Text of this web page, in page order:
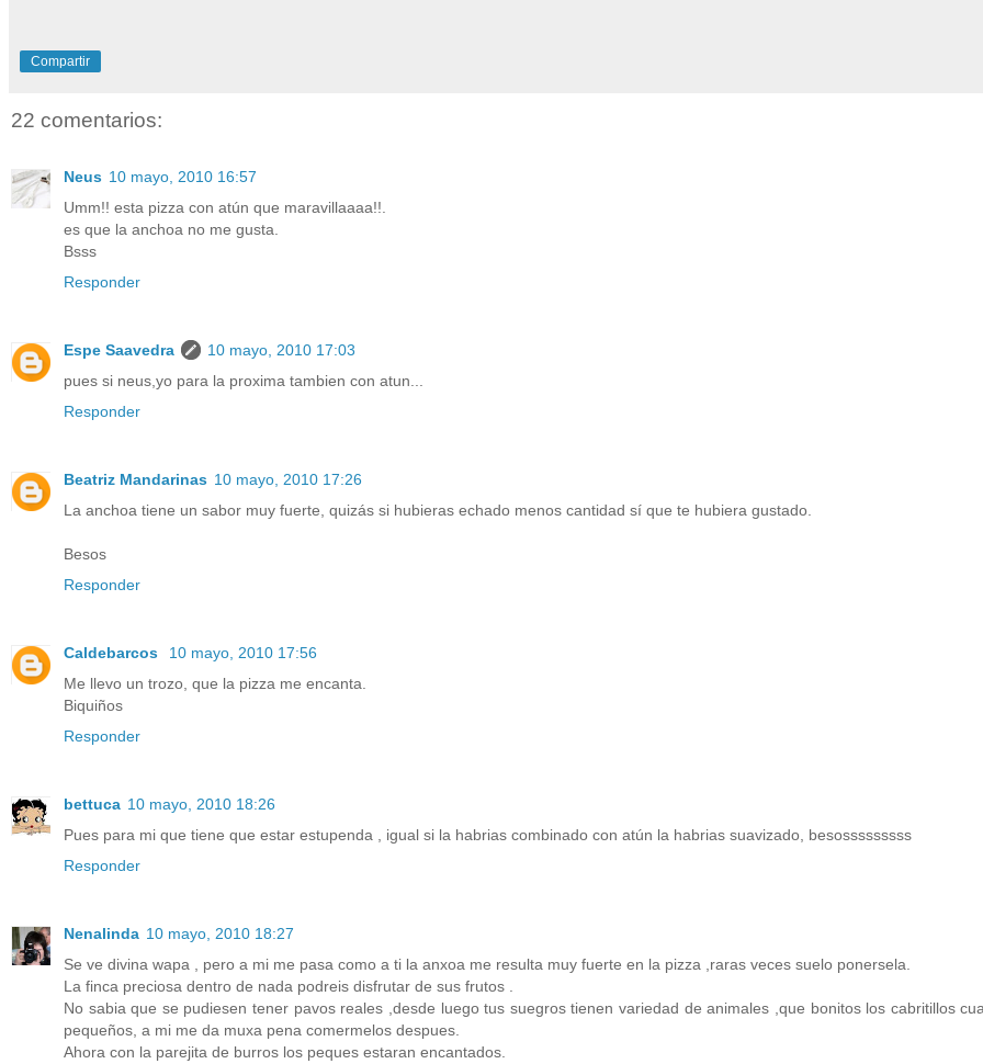
Compartir
22 comentarios:
Neus 10 mayo, 2010 16:57
Umm!! esta pizza con atún que maravillaaaa!!.
es que la anchoa no me gusta.
Bsss
Responder
Espe Saavedra
10 mayo, 2010 17:03
pues si neus,yo para la proxima tambien con atun...
Responder
Beatriz Mandarinas 10 mayo, 2010 17:26
La anchoa tiene un sabor muy fuerte, quizás si hubieras echado menos cantidad sí que te hubiera gustado.
Besos
Responder
Caldebarcos
10 mayo, 2010 17:56
Me llevo un trozo, que la pizza me encanta.
Biquiños
Responder
bettuca 10 mayo, 2010 18:26
Pues para mi que tiene que estar estupenda , igual si la habrias combinado con atún la habrias suavizado, besosssssssss
Responder
Nenalinda 10 mayo, 2010 18:27
Se ve divina wapa , pero a mi me pasa como a ti la anxoa me resulta muy fuerte en la pizza ,raras veces suelo ponersela.
La finca preciosa dentro de nada podreis disfrutar de sus frutos .
No sabia que se pudiesen tener pavos reales ,desde luego tus suegros tienen variedad de animales ,que bonitos los cabritillos
pequeños, a mi me da muxa pena comermelos despues.
Ahora con la parejita de burros los peques estaran encantados.